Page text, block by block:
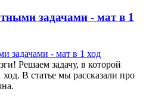
задачами - мат в 1
Решаем задачу, в которой
В статье мы рассказали про